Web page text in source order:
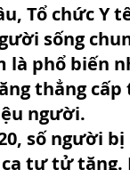
Tổ chức Y
sống
là phổ biến
thẳng
người.
số người
ca tự tử